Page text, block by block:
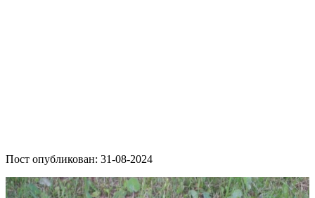
Пост опубликован: 31-08-2024